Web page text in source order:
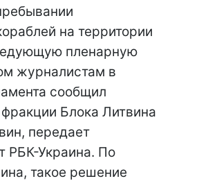
на территории
пленарную
журналистам в
сообщил
Блока Литвина
передает
РБК-Украина. По
такое решение